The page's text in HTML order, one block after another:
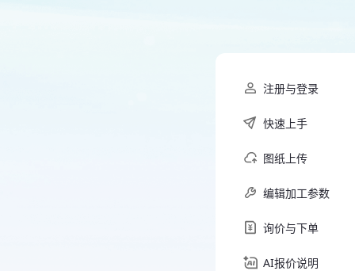
注册与登录
快速上手
图纸上传
编辑加工参数
询价与下单
AI报价说明